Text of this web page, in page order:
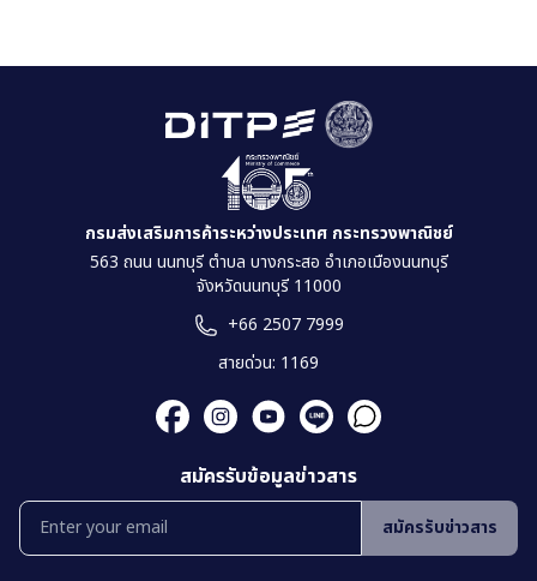
กรมส่งเสริมการค้าระหว่างประเทศ กระทรวงพาณิชย์
563 ถนน นนทบุรี ตำบล บางกระสอ อำเภอเมืองนนทบุรี
จังหวัดนนทบุรี 11000
+66 2507 7999
สายด่วน: 1169
สมัครรับข้อมูลข่าวสาร
สมัครรับข่าวสาร